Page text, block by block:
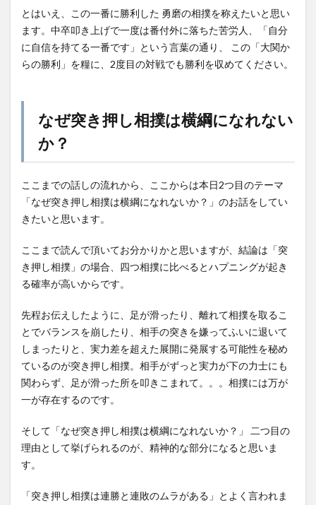
とはいえ、この一番に勝利した 勇磨の相撲を称えたいと思い
ます。中卒叩き上げで一度は番付外に落ちた苦労人、「自分
に自信を持てる一番です」という言葉の通り、 この「大関か
らの勝利」を糧に、2度目の対戦でも勝利を収めてください。
なぜ突き押し相撲は横綱になれない
か？
ここまでの話しの流れから、ここからは本日2つ目のテーマ
「なぜ突き押し相撲は横綱になれないか？」のお話をしてい
きたいと思います。
ここまで読んで頂いてお分かりかと思いますが、結論は「突
き押し相撲」の場合、四つ相撲に比べるとハプニングが起き
る確率が高いからです。
先程お伝えしたように、足が滑ったり、離れて相撲を取るこ
とでバランスを崩したり、相手の突きを嫌ってふいに退いて
しまったりと、実力差を超えた展開に発展する可能性を秘め
ているのが突き押し相撲。相手がずっと実力が下の力士にも
関わらず、足が滑った所を叩きこまれて。。。相撲には万が
一が存在するのです。
そして「なぜ突き押し相撲は横綱になれないか？」 二つ目の
理由として挙げられるのが、精神的な部分になると思いま
す。
「突き押し相撲は連勝と連敗のムラがある」とよく言われま